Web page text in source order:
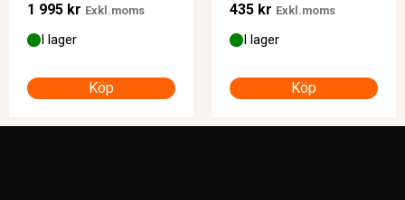
1 995 kr Exkl.moms
I lager
Köp
435 kr Exkl.moms
I lager
Köp